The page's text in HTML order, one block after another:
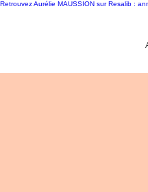
Retrouvez Aurélie MAUSSION sur Resalib :